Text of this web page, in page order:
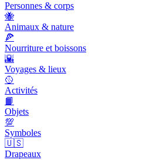
Personnes & corps
🐝
Animaux & nature
🍕
Nourriture et boissons
🌇
Voyages & lieux
🥎
Activités
📙
Objets
💯
Symboles
🇺🇸
Drapeaux